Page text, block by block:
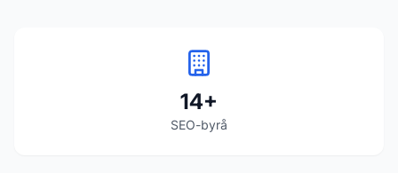
14+
SEO-byrå